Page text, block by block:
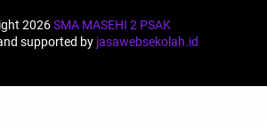
2026SMA MASEHI 2 PSAK
supported by jasawebsekolah.id